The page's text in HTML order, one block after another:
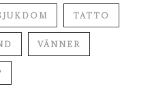
TATTO
VÄNNER